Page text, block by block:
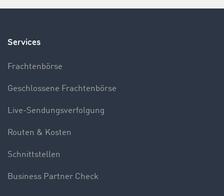
Services
Frachtenbörse
Geschlossene Frachtenbörse
Live-Sendungsverfolgung
Routen & Kosten
Schnittstellen
Business Partner Check